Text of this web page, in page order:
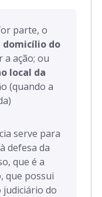
parte, o
domicílio do
a ação; ou
local da
(quando a
serve para
defesa da
que é a
que possui
judiciário do